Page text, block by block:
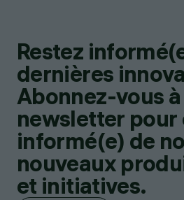
Restez
dernières
Abonnez-vous
newsletter pour
informé(e) de
nouveaux
et initiatives.